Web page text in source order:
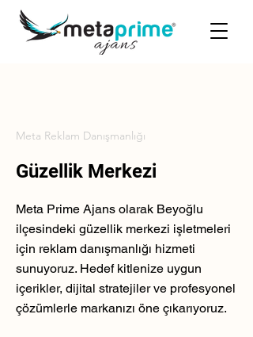
Meta Reklam Danışmanlığı
Güzellik Merkezi
Meta Prime Ajans olarak Beyoğlu
ilçesindeki güzellik merkezi işletmeleri
için reklam danışmanlığı hizmeti
sunuyoruz. Hedef kitlenize uygun
içerikler, dijital stratejiler ve profesyonel
çözümlerle markanızı öne çıkarıyoruz.